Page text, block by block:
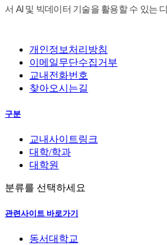
서 AI 및 빅데이터 기술을 활용할 수 있는
개인정보처리방침
이메일무단수집거부
교내전화번호
찾아오시는길
구분
교내사이트링크
대학/학과
대학원
분류를 선택하세요
관련사이트 바로가기
동서대학교